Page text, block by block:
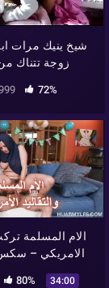
شيخ ينيك مرات
زوجة تتناك
72%
الام المسلمة
الامريكي –
80% 34:00